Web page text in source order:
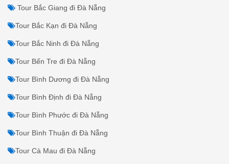
Tour Bắc Giang đi Đà Nẵng
Tour Bắc Kạn đi Đà Nẵng
Tour Bắc Ninh đi Đà Nẵng
Tour Bến Tre đi Đà Nẵng
Tour Bình Dương đi Đà Nẵng
Tour Bình Định đi Đà Nẵng
Tour Bình Phước đi Đà Nẵng
Tour Bình Thuận đi Đà Nẵng
Tour Cà Mau đi Đà Nẵng